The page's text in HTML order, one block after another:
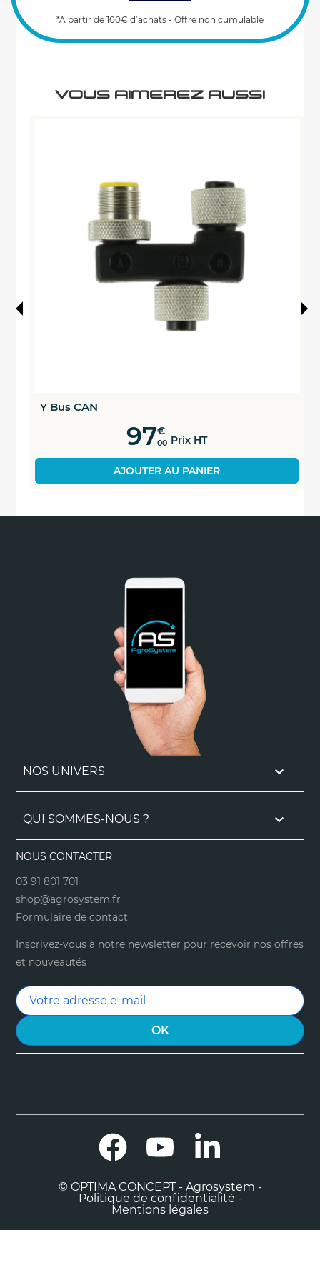
VOUS AIMEREZ AUSSI
Y Bus CAN
97€
00 Prix HT
AJOUTER AU PANIER
CARACTÉRISTIQUES
NOS UNIVERS 
QUI SOMMES-NOUS ? 
NOUS CONTACTER
03 91 801 701
shop@agrosystem.fr
Formulaire de contact
Inscrivez-vous à notre newsletter pour recevoir nos offres
et nouveautés
Facebook YouTube
© OPTIMA CONCEPT - Agrosystem -
Politique de confidentialité -
Mentions légales
*A partir de 100€ d’achats - Offre non cumulable